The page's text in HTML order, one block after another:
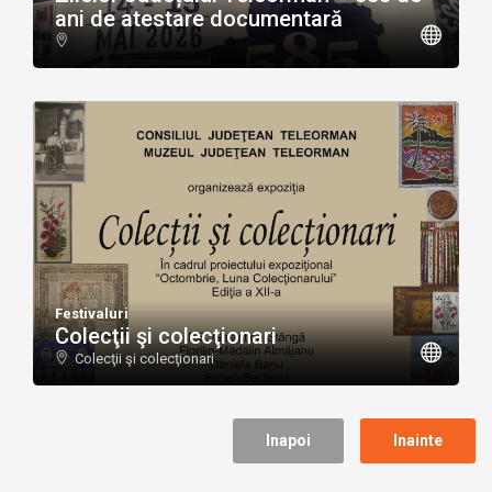
ani de atestare documentară
Festivaluri
Colecţii şi colecţionari
Colecţii şi colecţionari